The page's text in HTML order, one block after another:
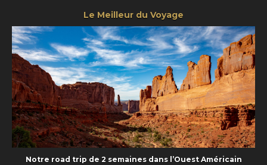
Le Meilleur du Voyage
Notre road trip de 2 semaines dans l’Ouest Américain